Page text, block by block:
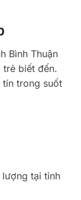
Bình Thuận
biết đến.
trong suốt
tại tỉnh